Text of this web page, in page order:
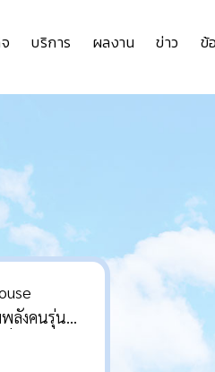
บริการ ผลงาน ข่าว ข้
พลังคนรุ่น
ออนาคต